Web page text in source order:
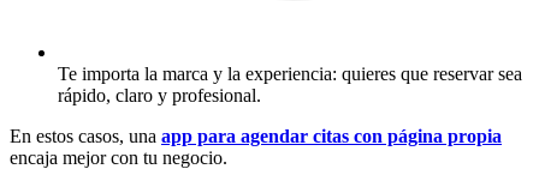
Te importa la marca y la experiencia: quieres que reservar sea
rápido, claro y profesional.
En estos casos, una app para agendar citas con página propia
encaja mejor con tu negocio.